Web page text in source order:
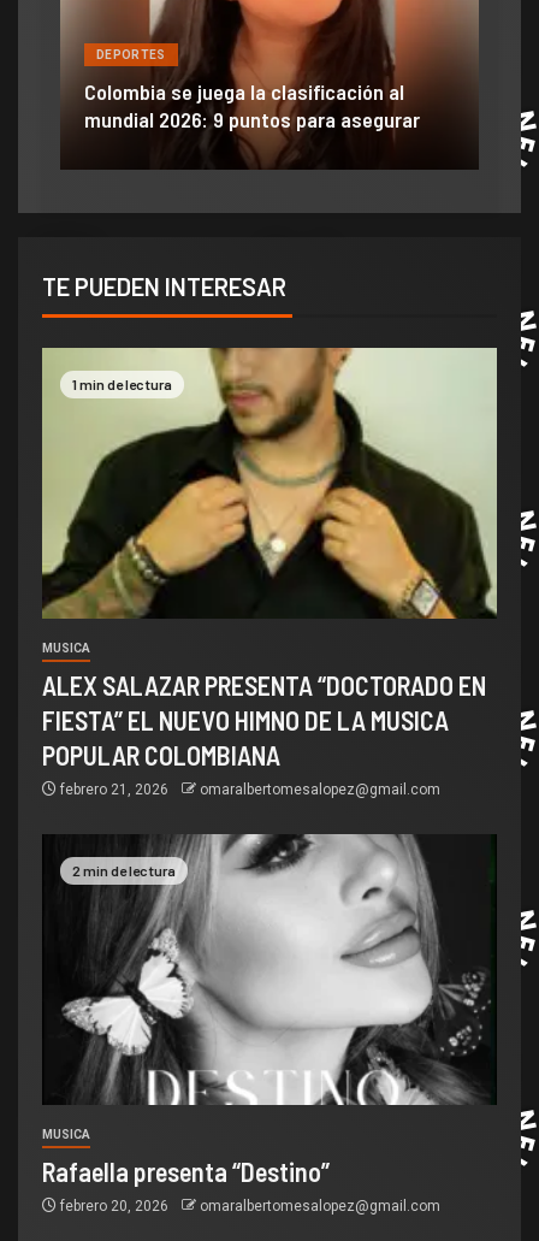
DEPORTES
Colombia se juega la clasificación al
mundial 2026: 9 puntos para asegurar
TE PUEDEN INTERESAR
1 min de lectura
MUSICA
ALEX SALAZAR PRESENTA “DOCTORADO EN
FIESTA” EL NUEVO HIMNO DE LA MUSICA
POPULAR COLOMBIANA
febrero 21, 2026 omaralbertomesalopez@gmail.com
2 min de lectura
MUSICA
Rafaella presenta “Destino”
febrero 20, 2026 omaralbertomesalopez@gmail.com